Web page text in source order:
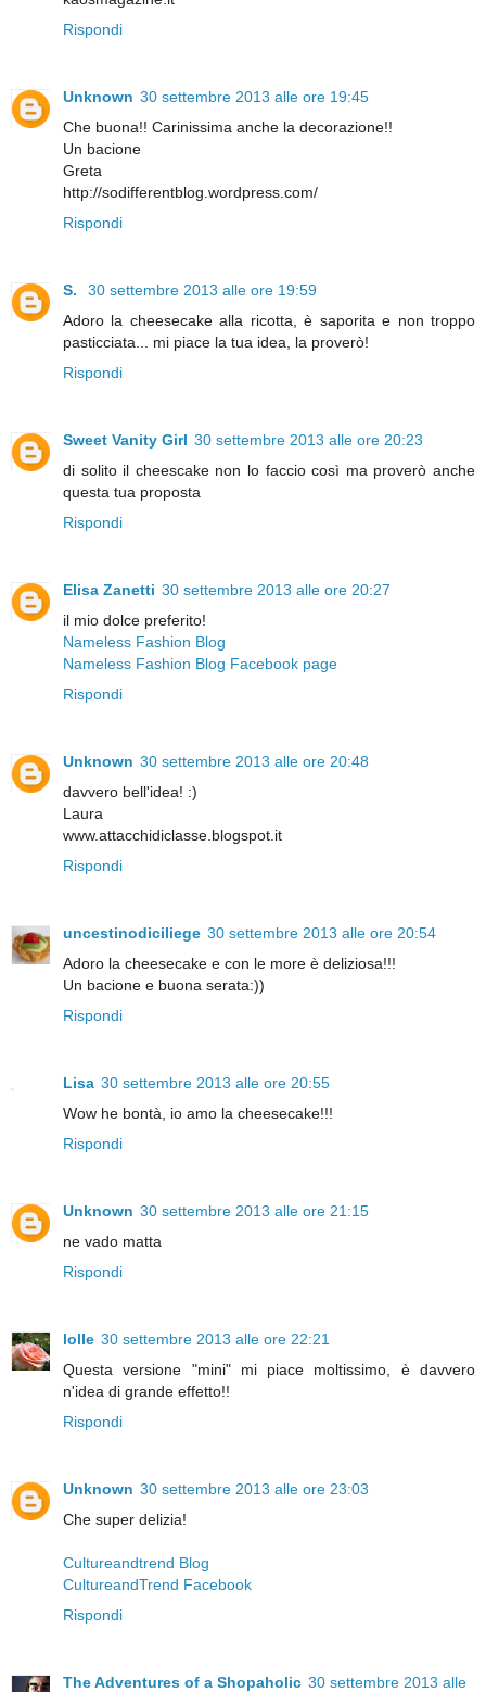
Rispondi
Unknown 30 settembre 2013 alle ore 19:45
Che buona!! Carinissima anche la decorazione!!
Un bacione
Greta
http://sodifferentblog.wordpress.com/
Rispondi
S.
30 settembre 2013 alle ore 19:59
Adoro la cheesecake alla ricotta, è saporita e non troppo
pasticciata... mi piace la tua idea, la proverò!
Rispondi
Sweet Vanity Girl 30 settembre 2013 alle ore 20:23
di solito il cheescake non lo faccio così ma proverò anche
questa tua proposta
Rispondi
Elisa Zanetti 30 settembre 2013 alle ore 20:27
il mio dolce preferito!
Nameless Fashion Blog
Nameless Fashion Blog Facebook page
Rispondi
Unknown 30 settembre 2013 alle ore 20:48
davvero bell'idea! :)
Laura
www.attacchidiclasse.blogspot.it
Rispondi
uncestinodiciliege 30 settembre 2013 alle ore 20:54
Adoro la cheesecake e con le more è deliziosa!!!
Un bacione e buona serata:))
Rispondi
Lisa 30 settembre 2013 alle ore 20:55
Wow he bontà, io amo la cheesecake!!!
Rispondi
Unknown 30 settembre 2013 alle ore 21:15
ne vado matta
Rispondi
lolle 30 settembre 2013 alle ore 22:21
Questa versione "mini" mi piace moltissimo, è davvero
n'idea di grande effetto!!
Rispondi
Unknown 30 settembre 2013 alle ore 23:03
Che super delizia!
Cultureandtrend Blog
CultureandTrend Facebook
Rispondi
The Adventures of a Shopaholic 30 settembre 2013 alle